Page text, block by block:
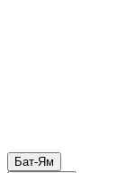
Бат-Ям